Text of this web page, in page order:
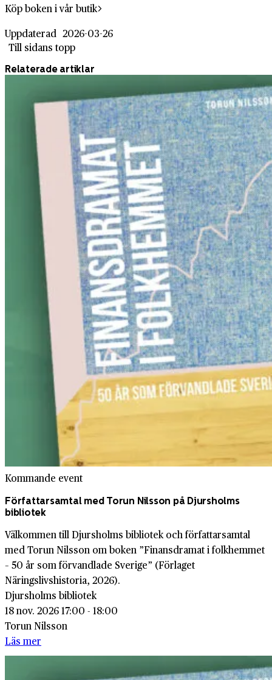
Köp boken i vår butik
Uppdaterad 2026-03-26
Till sidans topp
Relaterade artiklar
Kommande event
Författarsamtal med Torun Nilsson på Djursholms
bibliotek
Välkommen till Djursholms bibliotek och författarsamtal
med Torun Nilsson om boken ”Finansdramat i folkhemmet
– 50 år som förvandlade Sverige” (Förlaget
Näringslivshistoria, 2026).
Djursholms bibliotek
18 nov. 2026 17:00 - 18:00
Torun Nilsson
Läs mer